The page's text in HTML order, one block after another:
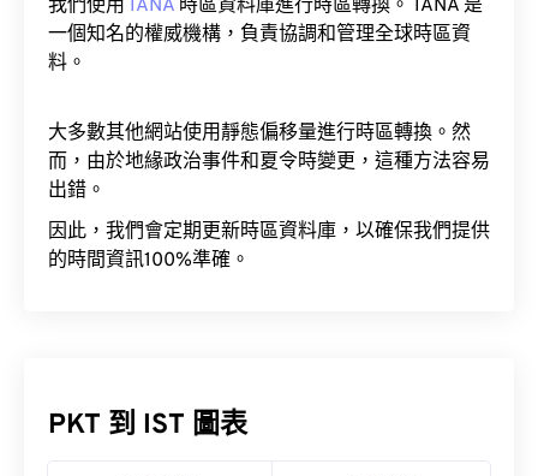
我們使用 IANA 時區資料庫進行時區轉換。 IANA 是
一個知名的權威機構，負責協調和管理全球時區資
料。
大多數其他網站使用靜態偏移量進行時區轉換。然
而，由於地緣政治事件和夏令時變更，這種方法容易
出錯。
因此，我們會定期更新時區資料庫，以確保我們提供
的時間資訊100%準確。
PKT 到 IST 圖表